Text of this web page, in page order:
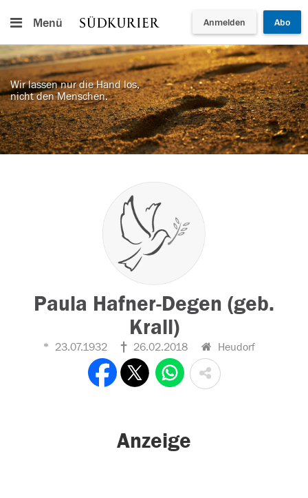
Menü Anmelden Abo
Wir lassen nur die Hand los,
nicht den Menschen.
Paula Hafner-Degen (geb.
Krall)
23.07.1932 26.02.2018 Heudorf
Anzeige